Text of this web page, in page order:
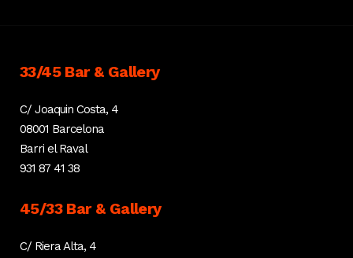
33/45 Bar & Gallery
C/ Joaquin Costa, 4
08001 Barcelona
Barri el Raval
931 87 41 38
45/33 Bar & Gallery
C/ Riera Alta, 4